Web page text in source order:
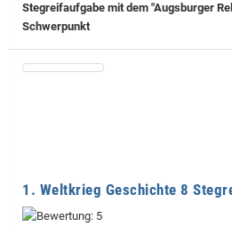
Stegreifaufgabe mit dem "Augsburger
Schwerpunkt
1. Weltkrieg Geschichte 8